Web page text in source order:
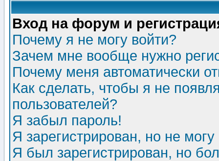
Вход на форум и
Почему я не могу войти?
Зачем мне вообще нужно
Почему меня автоматически
Как сделать, чтобы я не
пользователей?
Я забыл пароль!
Я зарегистрирован, но не могу
Я был зарегистрирован, но